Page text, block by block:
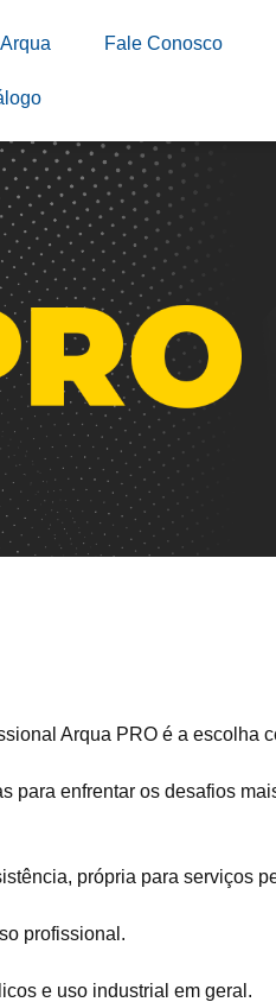
Fale Conosco
Arqua PRO é a escolha
para enfrentar os desafios
própria para serviços
profissional.
e uso industrial em geral.